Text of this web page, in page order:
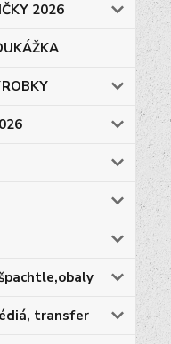
2026
transfer